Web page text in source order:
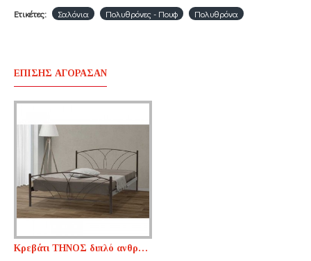
Ετικέτες: Σαλόνια Πολυθρόνες - Πουφ Πολυθρόνα
ΕΠΊΣΗΣ ΑΓΌΡΑΣΑΝ
Κρεβάτι ΤΗΝΟΣ διπλό ανθρακί με στρώμα